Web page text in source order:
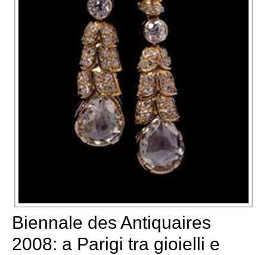
Biennale des Antiquaires
2008: a Parigi tra gioielli e